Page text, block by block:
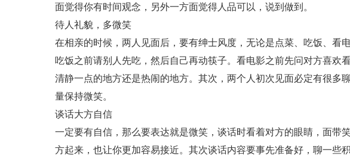
面觉得你有时间观念，另外一方面觉得人品可以，说到做到。
待人礼貌，多微笑
在相亲的时候，两人见面后，要有绅士风度，无论是点菜、吃饭、看
吃饭之前请别人先吃，然后自己再动筷子。看电影之前先问对方喜欢
清静一点的地方还是热闹的地方。其次，两个人初次见面必定有很多
量保持微笑。
谈话大方自信
一定要有自信，那么要表达就是微笑，谈话时看着对方的眼睛，面带
方起来，也让你更加容易接近。其次谈话内容要事先准备好，聊一些